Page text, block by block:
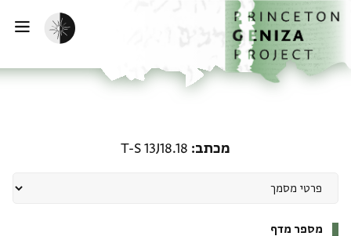
לתוכןהבית
הפעלת מצב כהה
מכתב T-S 13J18.18
מספר מדף